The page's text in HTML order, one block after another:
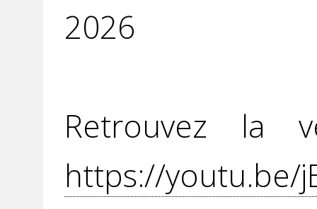
2026
Retrouvez la
https://youtu.be/